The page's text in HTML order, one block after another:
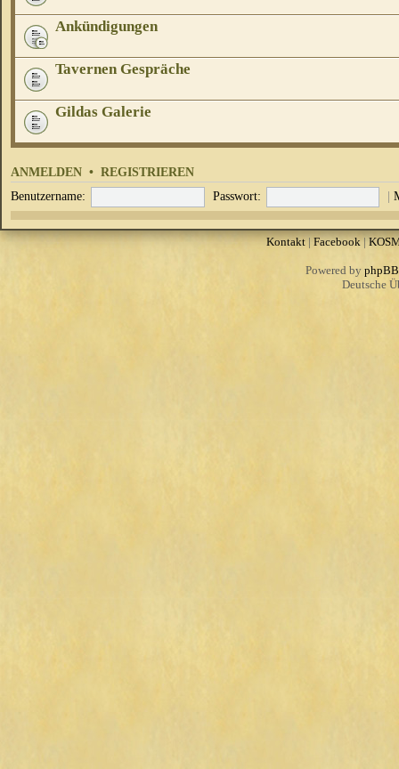
Ankündigungen
Tavernen Gespräche
Gildas Galerie
ANMELDEN • REGISTRIEREN
Benutzername: Passwort: |
Kontakt| Facebook|
Powered by phpBB
Deutsche